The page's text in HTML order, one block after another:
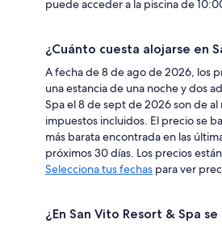
puede acceder a la piscina de
¿Cuánto cuesta alojarse en
A fecha de 8 de ago de 2026, los
una estancia de una noche y dos
Spa el 8 de sept de 2026 son de al
impuestos incluidos. El precio se
más barata encontrada en las
próximos 30 días. Los precios
Selecciona tus fechas para ver
¿En San Vito Resort & Spa